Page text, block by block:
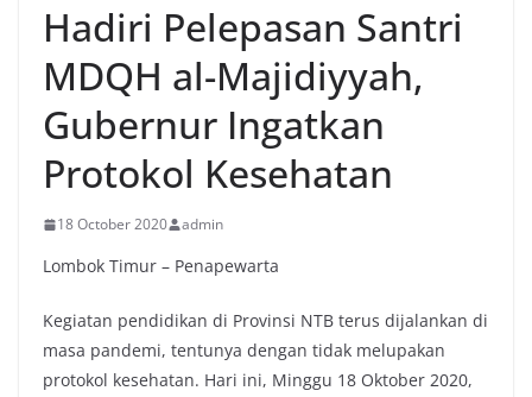
Hadiri Pelepasan Santri
MDQH al-Majidiyyah,
Gubernur Ingatkan
Protokol Kesehatan
18 October 2020 admin
Lombok Timur – Penapewarta
Kegiatan pendidikan di Provinsi NTB terus dijalankan di
masa pandemi, tentunya dengan tidak melupakan
protokol kesehatan. Hari ini, Minggu 18 Oktober 2020,